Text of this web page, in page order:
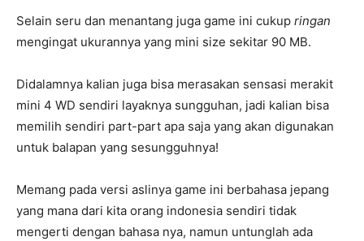
Selain seru dan menantang juga game ini cukup ringan
mengingat ukurannya yang mini size sekitar 90 MB.
Didalamnya kalian juga bisa merasakan sensasi merakit
mini 4 WD sendiri layaknya sungguhan, jadi kalian bisa
memilih sendiri part-part apa saja yang akan digunakan
untuk balapan yang sesungguhnya!
Memang pada versi aslinya game ini berbahasa jepang
yang mana dari kita orang indonesia sendiri tidak
mengerti dengan bahasa nya, namun untunglah ada